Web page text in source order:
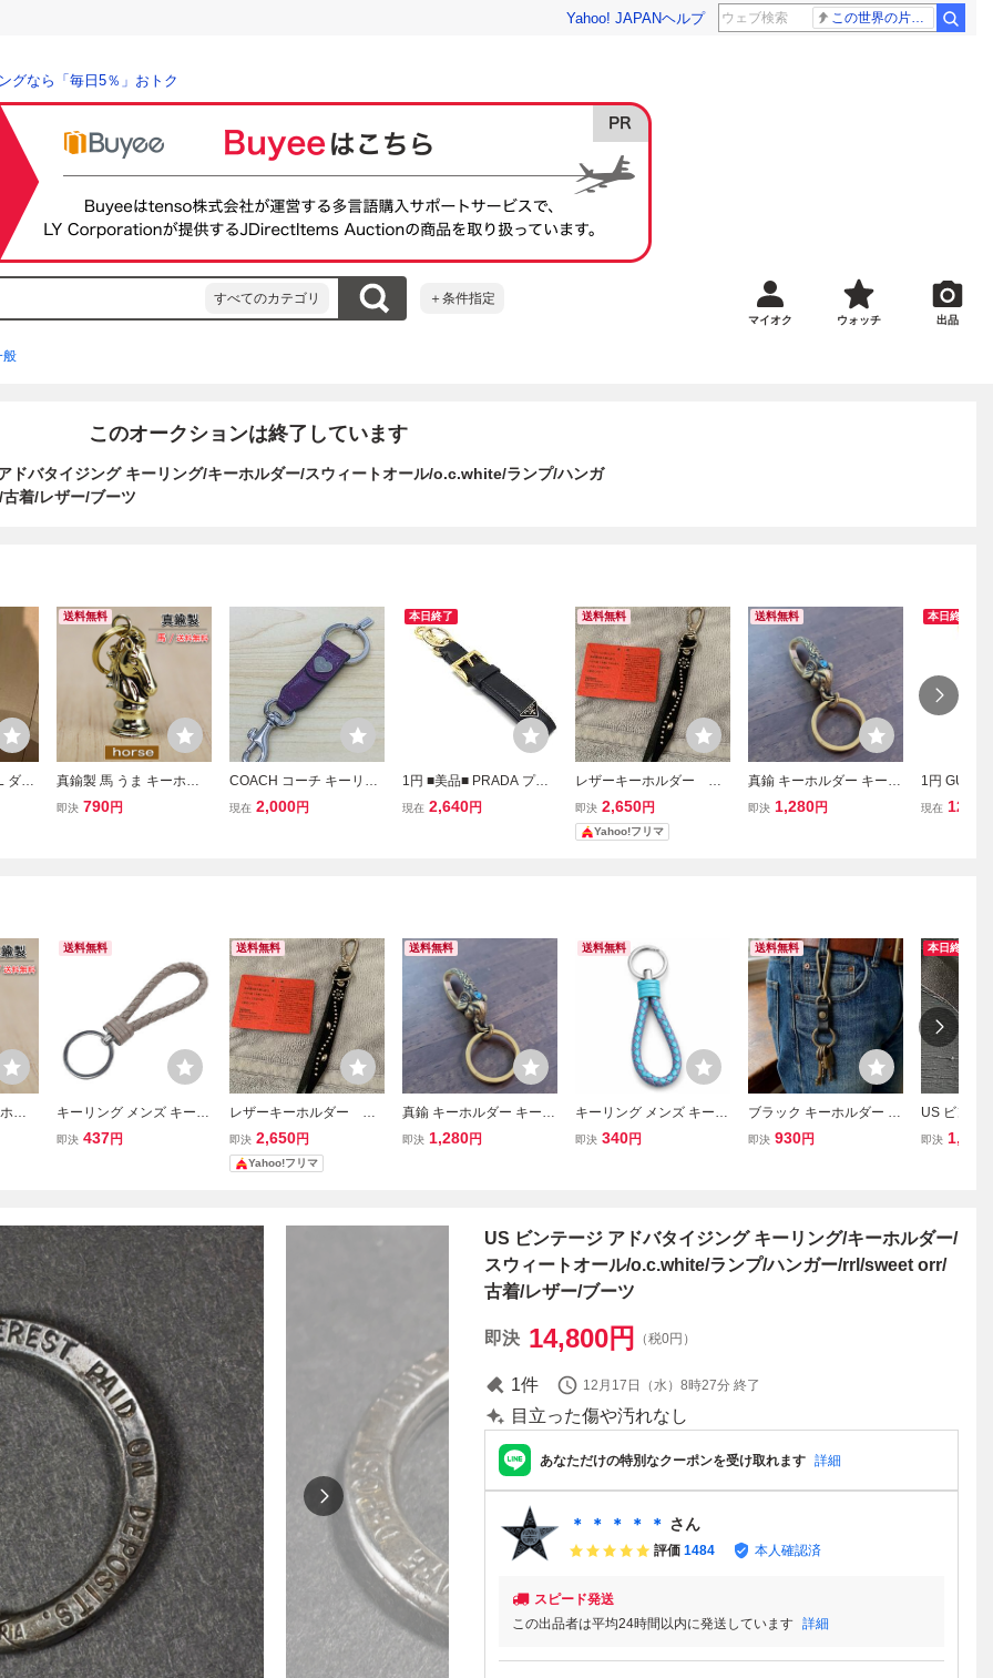
Yahoo! JAPANヘルプ この世界の片隅に
グなら「毎日5％」おトク
すべてのカテゴリ ＋条件指定
マイオク ウォッチ 出品
般
このオークションは終了しています
ドバタイジング キーリング/キーホルダー/スウィートオール/o.c.white/ランプ/ハンガ
着/レザー/ブーツ
ダブ
送料無料
真鍮製 馬 うま キーホル
ダー アクセサリー キーリ
即決 790円
COACH コーチ キーリン
グ バッグチャーム レザー
現在 2,000円
本日終了
1円 ■美品■ PRADA プラ
ダ レザー キーホルダー
現在 2,640円
送料無料
レザーキーホルダー キ
ーリング アメカジ ス
タッズ 栃木レザー
即決 2,650円
Yahoo!フリマ
送料無料
真鍮 キーホルダー キーリ
ング brass 象 ビンテージ
即決 1,280円
本日終了
1円 GUCCI
キーリング
現在 12
ル
送料無料
キーリング メンズ キース
トラップ 革 キーホルダー
即決 437円
送料無料
レザーキーホルダー キ
ーリング アメカジ ス
タッズ 栃木レザー
即決 2,650円
Yahoo!フリマ
送料無料
真鍮 キーホルダー キーリ
ング brass 象 ビンテージ
即決 1,280円
送料無料
キーリング メンズ キース
トラップ 革 キーホルダー
即決 340円
送料無料
ブラック キーホルダー メ
ンズ キーリング 本革 レ
即決 930円
本日終了
US ビン
キーホルダ
即決 1,580
US ビンテージ アドバタイジング キーリング/キーホルダー/
スウィートオール/o.c.white/ランプ/ハンガー/rrl/sweet orr/
古着/レザー/ブーツ
即決 14,800円 （税0円）
1件 12月17日（水）8時27分 終了
目立った傷や汚れなし
あなただけの特別なクーポンを受け取れます 詳細
＊ ＊ ＊ ＊ ＊ さん
評価 1484 本人確認済
スピード発送
この出品者は平均24時間以内に発送しています 詳細